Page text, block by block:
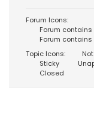
Forum Icons:
Forum
Forum
Topic Icons:
Sticky
Closed